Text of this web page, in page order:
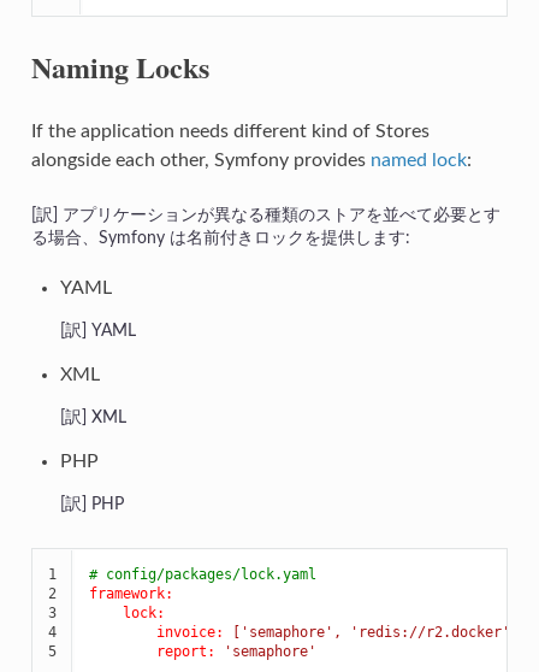
Naming Locks
If the application needs different kind of Stores
alongside each other, Symfony provides named lock:
アプリケーションが異なる種類のストアを並べて必要とす
る場合、Symfony は名前付きロックを提供します:
YAML
YAML
XML
XML
PHP
PHP
1
2
3
4
5
# config/packages/lock.yaml
framework:
lock:
invoice:
['semaphore', 'redis://r2.docker'
report:
'semaphore'